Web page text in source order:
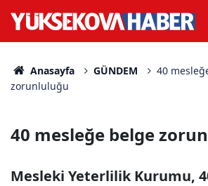
Anasayfa GÜNDEM
40
zorunluluğu
40 mesleğe belge
Mesleki Yeterlilik Kurumu,